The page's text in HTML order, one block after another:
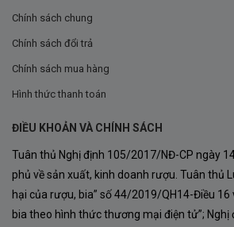
Chính sách chung
Chính sách đổi trả
Chính sách mua hàng
Hình thức thanh toán
ĐIỀU KHOẢN VÀ CHÍNH SÁCH
Tuân thủ Nghị định 105/2017/NĐ-CP ngày
phủ về sản xuất, kinh doanh rượu. Tuân thủ
hại của rượu, bia” số 44/2019/QH14-Điều 16
bia theo hình thức thương mại điện tử”;